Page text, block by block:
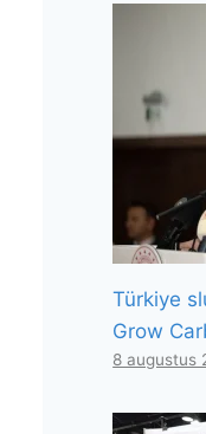
Türkiye
Grow
8 augustus